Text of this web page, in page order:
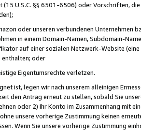
(15 U.S.C. §§ 6501-6506) oder Vorschriften,
oder unseren verbundenen Unternehmen
in einem Domain-Namen, Subdomain-
auf einer sozialen Netzwerk-Website
enthalten; oder
Eigentumsrechte verletzen.
ist, legen wir nach unserem alleinigen
den Antrag erneut zu stellen, sobald Sie
oder 2) Ihr Konto im Zusammenhang mit
unsere vorherige Zustimmung keinen
Wenn Sie unsere vorherige Zustimmung